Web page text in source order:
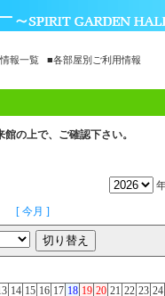
報一覧 ■各部屋別ご利用情報
の上で、ご確認下さい。
[ 今月 ]
14 15 16 17 18 19 20 21 22 23 24